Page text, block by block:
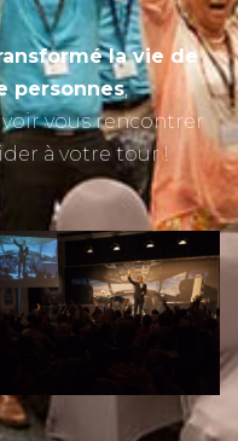
la vie de
personnes,
vous rencontrer
à votre tour !